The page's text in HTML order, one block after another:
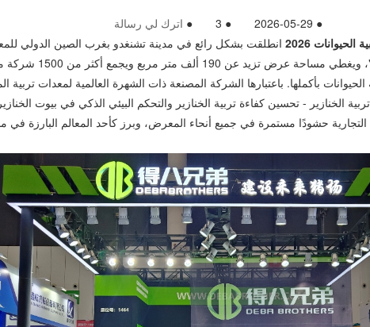
●
2026-05-29
●
3
● اترك لي رسالة
2026
انطلقت بشكل رائع في مدينة تشنغدو بغرب الصين الدولي
بأكملها. باعتبارها الشركة المصنعة ذات الشهرة العالمية لمعدات تربية
التجارية حشودًا مستمرة في جميع أنحاء المعرض، وبرز كأحد المعالم البارزة